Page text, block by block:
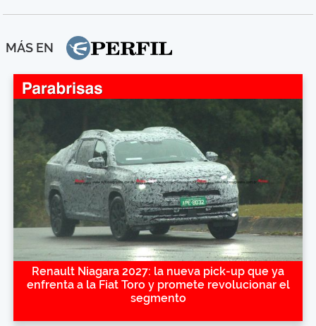
MÁS EN
Renault Niagara 2027: la nueva pick-up que ya
enfrenta a la Fiat Toro y promete revolucionar el
segmento